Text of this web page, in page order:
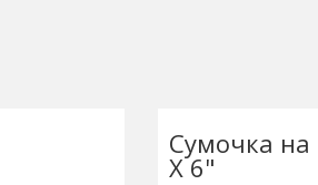
Сумочка на
X 6"